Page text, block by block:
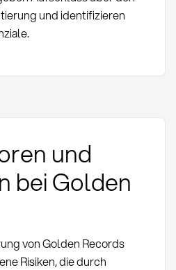
und identifizieren
und
bei Golden
von Golden Records
Risiken, die durch